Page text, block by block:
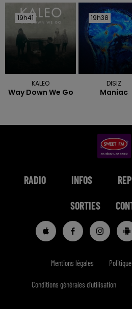
19h41
19h41
KALEO
Way Down We Go
19h38
19h38
DISIZ
Maniac
RADIO INFOS
SORTIES
Mentions légales
Conditions générales d'utilisation